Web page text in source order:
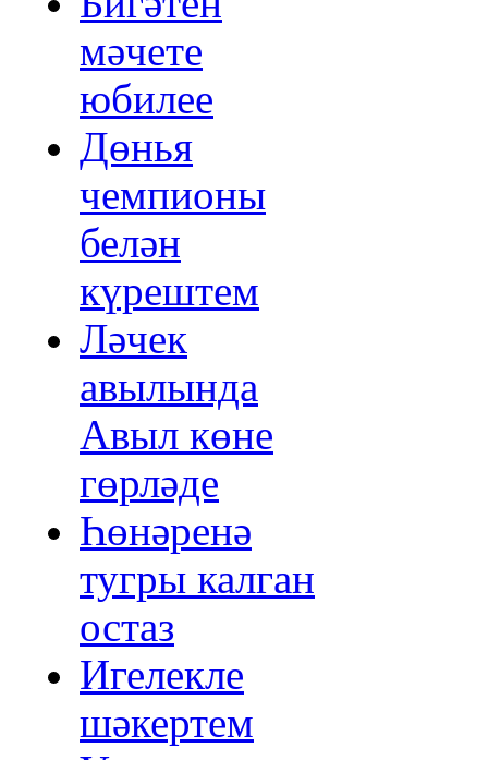
мәчете
юбилее
Дөнья
чемпионы
белән
күрештем
Ләчек
авылында
Авыл көне
гөрләде
Һөнәренә
тугры калган
остаз
Игелекле
шәкертем